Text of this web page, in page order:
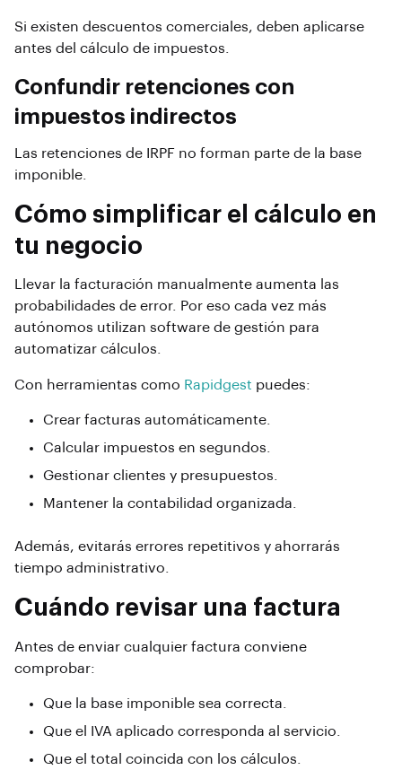
Si existen descuentos comerciales, deben aplicarse
antes del cálculo de impuestos.
Confundir retenciones con
impuestos indirectos
Las retenciones de IRPF no forman parte de la base
imponible.
Cómo simplificar el cálculo en
tu negocio
Llevar la facturación manualmente aumenta las
probabilidades de error. Por eso cada vez más
autónomos utilizan software de gestión para
automatizar cálculos.
Con herramientas como Rapidgest puedes:
Crear facturas automáticamente.
Calcular impuestos en segundos.
Gestionar clientes y presupuestos.
Mantener la contabilidad organizada.
Además, evitarás errores repetitivos y ahorrarás
tiempo administrativo.
Cuándo revisar una factura
Antes de enviar cualquier factura conviene
comprobar:
Que la base imponible sea correcta.
Que el IVA aplicado corresponda al servicio.
Que el total coincida con los cálculos.